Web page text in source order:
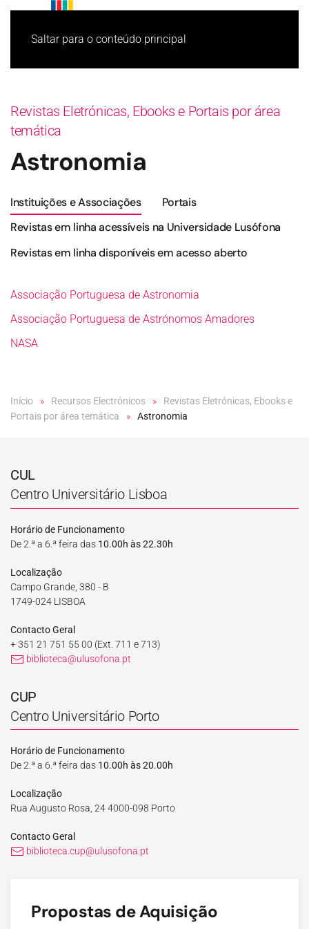
Saltar para o conteúdo principal
Revistas Eletrónicas, Ebooks e Portais por área
temática
Astronomia
Instituições e Associações
Portais
Revistas em linha acessíveis na Universidade Lusófona
Revistas em linha disponíveis em acesso aberto
Associação Portuguesa de Astronomia
Associação Portuguesa de Astrónomos Amadores
NASA
Início Recursos Electrónicos
Revistas Eletrónicas, Ebooks e
Portais por área temática
Astronomia
CUL
Centro Universitário Lisboa
Horário de Funcionamento
De 2.ª a 6.ª feira das 10.00h às 22.30h
Localização
Campo Grande, 380 - B
1749-024 LISBOA
Contacto Geral
+ 351 21 751 55 00 (Ext. 711 e 713)
biblioteca@ulusofona.pt
CUP
Centro Universitário Porto
Horário de Funcionamento
De 2.ª a 6.ª feira das 10.00h às 20.00h
Localização
Rua Augusto Rosa, 24 4000-098 Porto
Contacto Geral
biblioteca.cup@ulusofona.pt
Propostas de Aquisição